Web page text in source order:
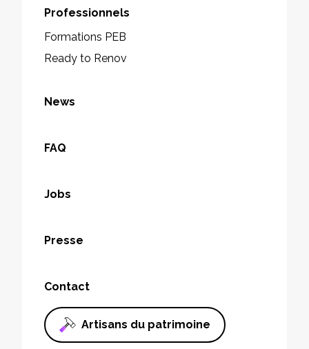
Professionnels
Formations PEB
Ready to Renov
News
FAQ
Jobs
Presse
Contact
Artisans du patrimoine